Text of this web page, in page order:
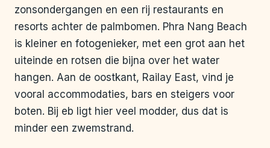
zonsondergangen en een rij restaurants en
resorts achter de palmbomen. Phra Nang Beach
is kleiner en fotogenieker, met een grot aan het
uiteinde en rotsen die bijna over het water
hangen. Aan de oostkant, Railay East, vind je
vooral accommodaties, bars en steigers voor
boten. Bij eb ligt hier veel modder, dus dat is
minder een zwemstrand.